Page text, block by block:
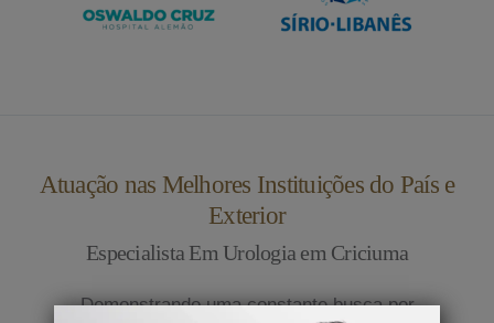
Atuação nas Melhores Instituições do País e
Exterior
Especialista Em Urologia em Criciuma
Demonstrando uma constante busca por